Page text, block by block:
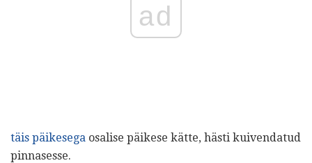
ad
täis päikesega osalise päikese kätte, hästi kuivendatud
pinnasesse.